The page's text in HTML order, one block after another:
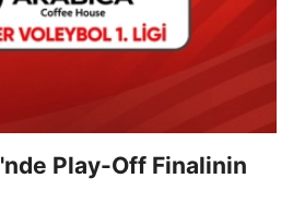
Play-Off Finalinin